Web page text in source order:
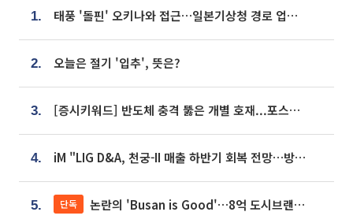
1. 태풍 '돌핀' 오키나와 접근…일본기상청 경로 업데이트
2. 오늘은 절기 '입추', 뜻은?
3. [증시키워드] 반도체 충격 뚫은 개별 호재...포스코퓨처엠·에코프로·한화솔루션 '눈길'
4. iM "LIG D&A, 천궁-II 매출 하반기 회복 전망…방산 톱픽 유지"
5. 단독 논란의 'Busan is Good'…8억 도시브랜드, 용산 대통령실 CI 업체가 수행